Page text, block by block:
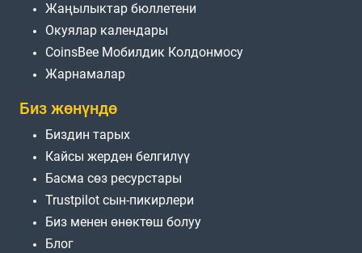
Жаңылыктар бюллетени
Окуялар календары
CoinsBee Мобилдик Колдонмосу
Жарнамалар
Биз жөнүндө
Биздин тарых
Кайсы жерден белгилүү
Басма сөз ресурстары
Trustpilot сын-пикирлери
Биз менен өнөктөш болуу
Блог